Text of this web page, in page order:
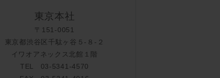
東京本社
〒151-0051
東京都渋谷区千駄ヶ谷５-８-２
イワオアネックス北館１階
TEL 03-5341-4570